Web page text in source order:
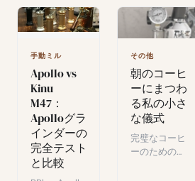
残量。自宅エ
スプレッソ向
けコンパクト
ダー。
ヒー均一分配
法：バリスタ
のテクニック
ール。
手動ミル
Apollo vs
Kinu
M47：
Apolloグラ
インダーの
完全テスト
と比較
その他
朝のコーヒ
ーにまつわ
る私の小さ
な儀式
完璧なコーヒ
ーのための朝